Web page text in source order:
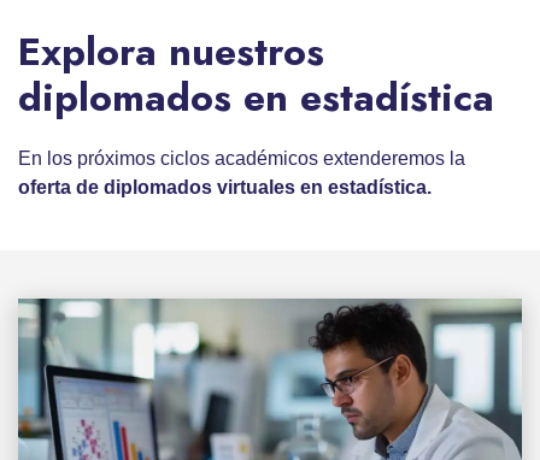
Explora nuestros
diplomados en estadística
En los próximos ciclos académicos extenderemos la
oferta de diplomados virtuales en estadística.